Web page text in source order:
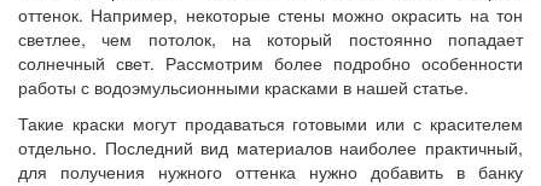
оттенок. Например, некоторые стены можно окрасить на тон
светлее, чем потолок, на который постоянно попадает
солнечный свет. Рассмотрим более подробно особенности
работы с водоэмульсионными красками в нашей статье.
Такие краски могут продаваться готовыми или с красителем
отдельно. Последний вид материалов наиболее практичный,
для получения нужного оттенка нужно добавить в банку